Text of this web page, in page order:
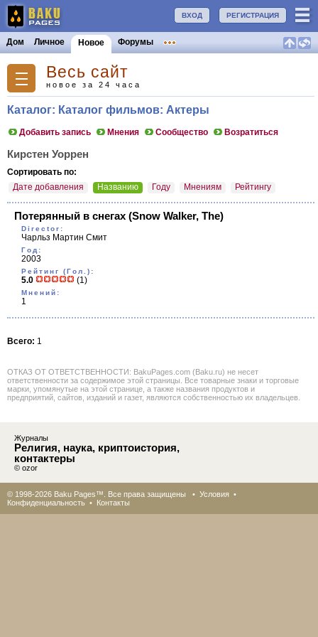
РЕГИСТРАЦИЯ
ВХОД
Дом Личное Новое Форумы
Весь сайт
новое за 24 часа
Каталог: Каталог фильмов: Актеры
Добавить запись Мнения Сообщество Возратиться
Кирстен Уоррен
Сортировать по:
Дате добавления
Названию Году Мнениям Рейтингу
Потерянный в снегах (Snow Walker, The)
Director:
Чарльз Мартин Смит
Год:
2003
Рейтинг (Гол.):
5.0 (1)
Мнений:
1
Всего: 1
ОТКАЗ ОТ ОТВЕТСТВЕННОСТИ: BakuPages.com (Baku.ru) не несет
ответственности за содержимое этой страницы. Все товарные знаки и торговые
марки, упомянутые на этой странице, а также названия продуктов и
предприятий, сайтов, изданий и газет, являются собственностью их владельцев.
Журналы
Религия, наука, криптоистория,
контактеры
© ozor
© 1998-2026 Baku Pages™. Все права защищены • Условия •
Конфиденциальность • Контакты